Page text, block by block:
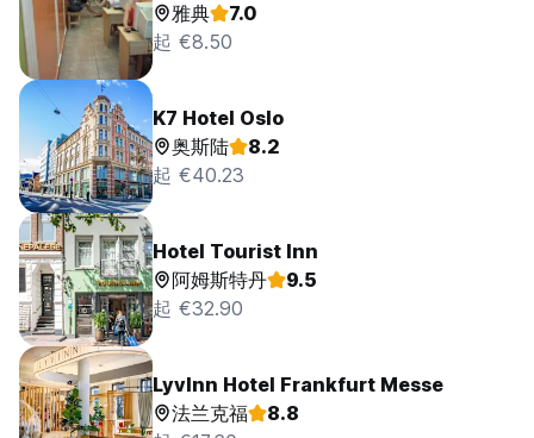
雅典
7.0
起 €8.50
K7 Hotel Oslo
奥斯陆
8.2
起 €40.23
Hotel Tourist Inn
阿姆斯特丹
9.5
起 €32.90
LyvInn Hotel Frankfurt Messe
法兰克福
8.8